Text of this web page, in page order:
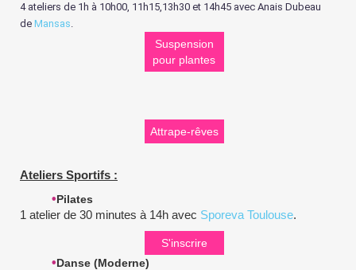
4 ateliers de 1h à 10h00, 11h15,13h30 et 14h45 avec Anais Dubeau
de Mansas.
Suspension
pour plantes
Attrape-rêves
Ateliers Sportifs :
•Pilates
1 atelier de 30 minutes à 14h avec Sporeva Toulouse.
S'inscrire
•Danse (Moderne)